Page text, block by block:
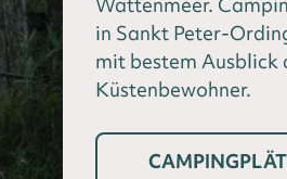
in Sankt Peter-
mit bestem Ausblick
Küstenbewohner.